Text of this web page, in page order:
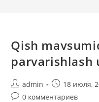
Qish
parvarishlash
Автор
записи:
admin
Запись
опубликована:
18 июля,
Комментарии
0 комментариев